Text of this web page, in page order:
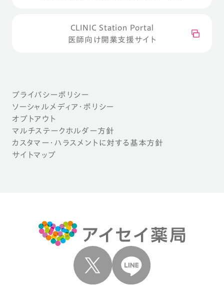
CLINIC Station Portal
医師向け開業支援サイト
プライバシーポリシー
ソーシャルメディア・ポリシー
オプトアウト
マルチステークホルダー方針
カスタマー・ハラスメントに対する基本方針
サイトマップ